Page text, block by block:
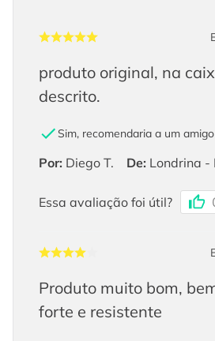
produto original, na
descrito.
Sim, recomendaria a um amigo
Por: Diego T. De: Londrina -
Essa avaliação foi útil?
Produto muito bom,
forte e resistente